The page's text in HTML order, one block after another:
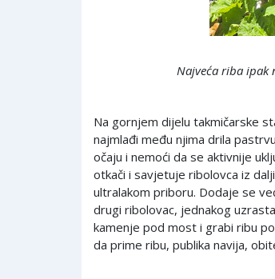
Najveća riba
Na gornjem dijelu takmičarske
najmlađi među njima drila
očaju i nemoći da se aktivnije
otkači i savjetuje ribolovca iz
ultralakom priboru. Dodaje se
drugi ribolovac, jednakog
kamenje pod most i grabi ribu
da prime ribu, publika navija,